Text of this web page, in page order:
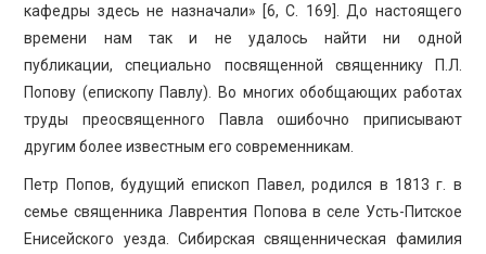
кафедры здесь не назначали» [6, C. 169]. До настоящего
времени нам так и не удалось найти ни одной
публикации, специально посвященной священнику П.Л.
Попову (епископу Павлу). Во многих обобщающих работах
труды преосвященного Павла ошибочно приписывают
другим более известным его современникам.
Петр Попов, будущий епископ Павел, родился в 1813 г. в
семье священника Лаврентия Попова в селе Усть-Питское
Енисейского уезда. Сибирская священническая фамилия